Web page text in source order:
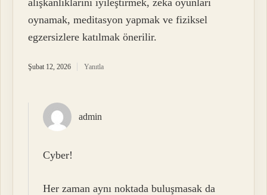
alışkanlıklarını iyileştirmek, zeka oyunları
oynamak, meditasyon yapmak ve fiziksel
egzersizlere katılmak önerilir.
Şubat 12, 2026 Yanıtla
admin
Cyber!
Her zaman aynı noktada buluşmasak da